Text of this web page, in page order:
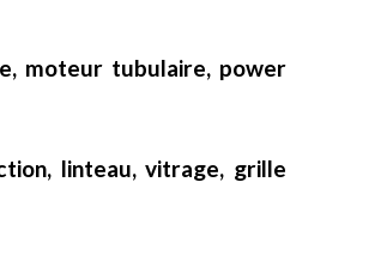
moteur tubulaire, power
linteau, vitrage, grille